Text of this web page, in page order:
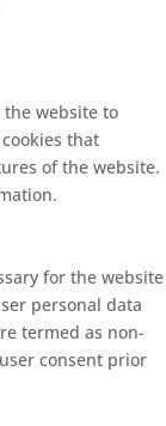
the website to
that
of the website.
for the website
personal data
termed as non-
consent prior